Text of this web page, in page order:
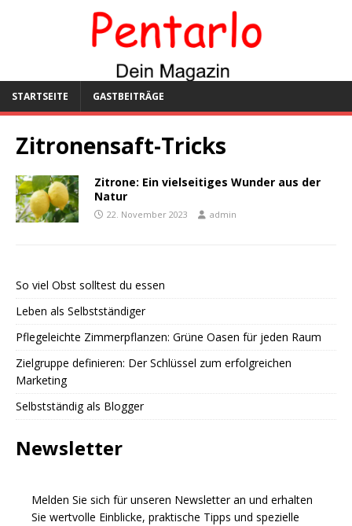
STARTSEITE GASTBEITRÄGE
Zitronensaft-Tricks
Zitrone: Ein vielseitiges Wunder aus der
Natur
22. November 2023 admin
So viel Obst solltest du essen
Leben als Selbstständiger
Pflegeleichte Zimmerpflanzen: Grüne Oasen für jeden Raum
Zielgruppe definieren: Der Schlüssel zum erfolgreichen
Marketing
Selbstständig als Blogger
Newsletter
Melden Sie sich für unseren Newsletter an und erhalten
Sie wertvolle Einblicke, praktische Tipps und spezielle